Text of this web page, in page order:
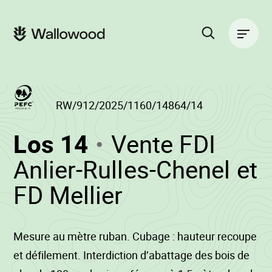
springen
springen
Los 14 (RW/912/
-
Vente FDI
Anlier-Rulles-Chenel et
FD Mellier
RW/912/2025/1160/14864/14
Mesure au mètre ruban. Cubage : hauteur recoupe
et défilement. Interdiction d’abattage des bois de